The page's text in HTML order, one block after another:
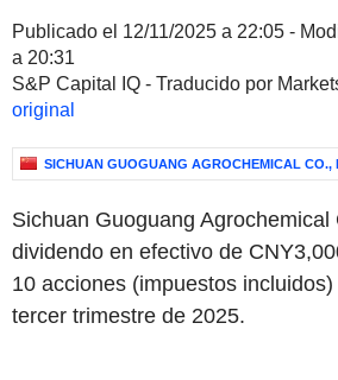
Publicado el 12/11/2025 a 22:05 -
a 20:31
S&P Capital IQ - Traducido por
original
SICHUAN GUOGUANG AGROCHEMICAL CO.,
Sichuan Guoguang
dividendo en efectivo de
10 acciones (impuestos
tercer trimestre de 2025.